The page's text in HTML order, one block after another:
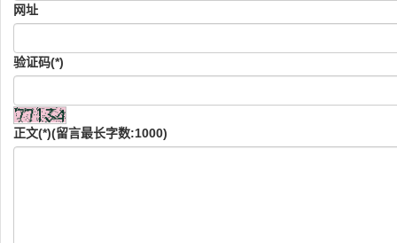
网址
验证码(*)
正文(*)(留言最长字数:1000)